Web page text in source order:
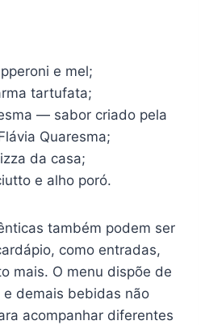
e mel;
tartufata;
— sabor criado pela
Quaresma;
da casa;
e alho poró.
também podem ser
como entradas,
mais. O menu dispõe de
demais bebidas não
acompanhar diferentes